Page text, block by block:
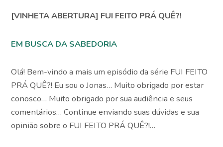
[VINHETA ABERTURA] FUI FEITO PRÁ QUÊ?!
EM BUSCA DA SABEDORIA
Olá! Bem-vindo a mais um episódio da série FUI FEITO
PRÁ QUÊ?! Eu sou o Jonas… Muito obrigado por estar
conosco… Muito obrigado por sua audiência e seus
comentários… Continue enviando suas dúvidas e sua
opinião sobre o FUI FEITO PRÁ QUÊ?!…